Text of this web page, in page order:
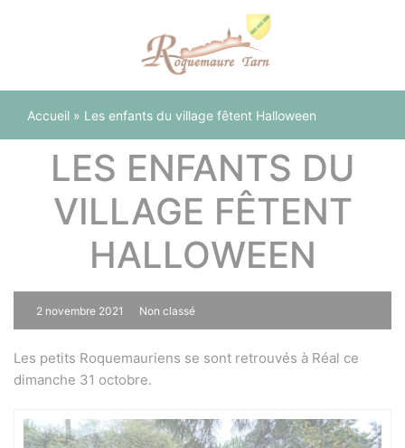
Accueil » Les enfants du village fêtent Halloween
LES ENFANTS DU
VILLAGE FÊTENT
HALLOWEEN
2 novembre 2021 Non classé
Les petits Roquemauriens se sont retrouvés à Réal ce
dimanche 31 octobre.